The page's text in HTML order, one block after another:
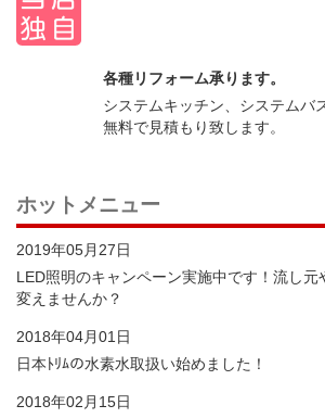
各種リフォーム承ります。
システムキッチン、システムバ
無料で見積もり致します。
ホットメニュー
2019年05月27日
LED照明のキャンペーン実施中です！流し元
変えませんか？
2018年04月01日
日本ﾄﾘﾑの水素水取扱い始めました！
2018年02月15日